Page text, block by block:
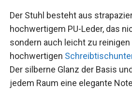
Der Stuhl besteht aus
hochwertigem PU-Leder, das
sondern auch leicht zu reinigen
hochwertigen
Der silberne Glanz der Basis
jedem Raum eine elegante